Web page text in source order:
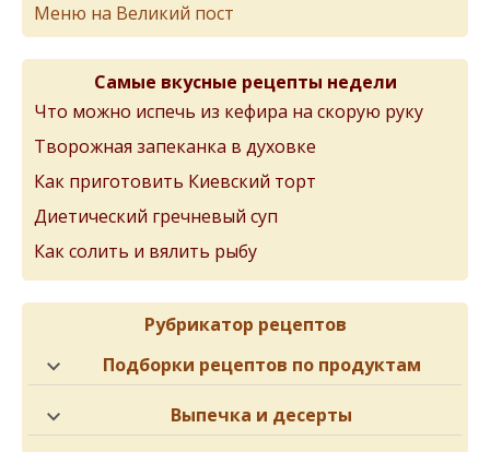
Меню на Великий пост
Самые вкусные рецепты недели
Что можно испечь из кефира на скорую руку
Творожная запеканка в духовке
Как приготовить Киевский торт
Диетический гречневый суп
Как солить и вялить рыбу
Рубрикатор рецептов
Подборки рецептов по продуктам
Выпечка и десерты